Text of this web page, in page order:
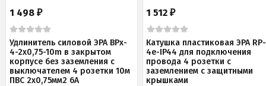
1 498 ₽
Удлинитель силовой ЭРА BPx-
4-2x0,75-10m в закрытом
корпусе без заземления с
выключателем 4 розетки 10м
ПВС 2x0,75мм2 6А
1 512₽
Катушка пластиковая ЭРА RP-
4e-IP44 для подключения
провода 4 розетки c
заземлением с защитными
крышками